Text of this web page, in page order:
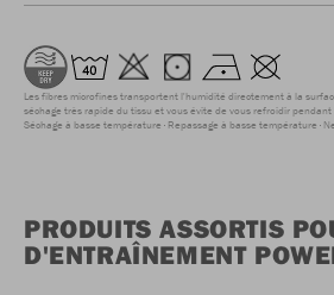
Les fibres microfines transportent l'humidité directement à la
séchage très rapide du tissu et vous évite de vous refroidir pendant
Séchage à basse température Repassage à basse température
PRODUITS ASSORTIS
D'ENTRAÎNEMENT